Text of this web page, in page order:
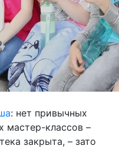
: нет привычных
мастер-классов –
закрыта, – зато